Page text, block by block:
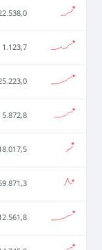
1.123,7
5.872,8